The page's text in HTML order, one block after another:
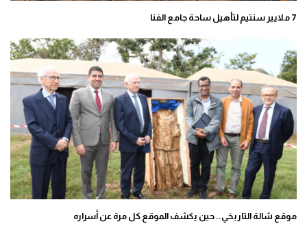
7 ملايير سنتيم لتأهيل ساحة جامع الفنا
موقع شالة التاريخي.. حين يكشف الموقع كل مرة عن أسراره